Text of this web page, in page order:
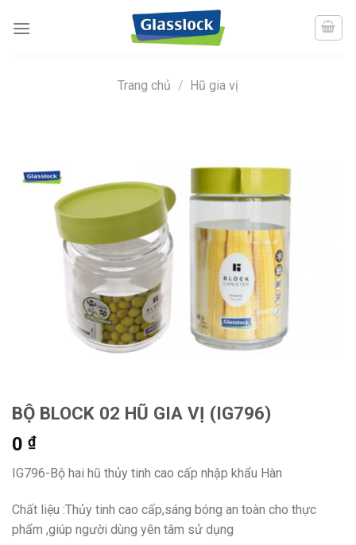
Trang chủ / Hũ gia vị
BỘ BLOCK 02 HŨ GIA VỊ (IG796)
0 ₫
IG796-Bộ hai hũ thủy tinh cao cấp nhập khẩu Hàn
Chất liệu :Thủy tinh cao cấp,sáng bóng an toàn cho thực
phẩm ,giúp người dùng yên tâm sử dụng